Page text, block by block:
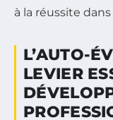
à la réussite
L’AUTO-
LEVIER